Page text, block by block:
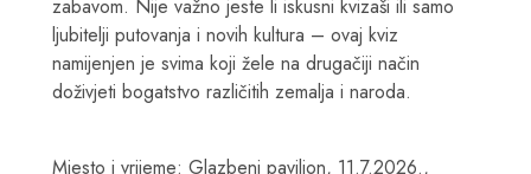
zabavom. Nije važno jeste li iskusni kvizaši ili samo
ljubitelji putovanja i novih kultura – ovaj kviz
namijenjen je svima koji žele na drugačiji način
doživjeti bogatstvo različitih zemalja i naroda.
Mjesto i vrijeme: Glazbeni paviljon, 11.7.2026.,